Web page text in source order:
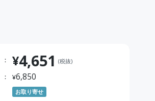
¥4,651 (税抜)
¥6,850
お取り寄せ